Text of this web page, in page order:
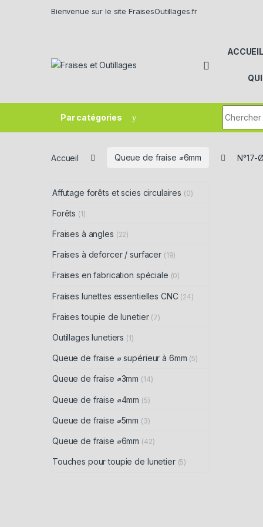
Bienvenue sur le site FraisesOutillages.fr
Par catégories
Accueil Queue de fraise ⌀6mm
Affutage forêts et scies circulaires (0)
Forêts (1)
Fraises à angles (22)
Fraises à deforcer / surfacer (19)
Fraises en fabrication spéciale (0)
Fraises lunettes essentielles CNC (24)
Fraises toupie de lunetier (7)
Outillages lunetiers (1)
Queue de fraise ⌀ supérieur à 6mm (5)
Queue de fraise ⌀3mm (14)
Queue de fraise ⌀4mm (5)
Queue de fraise ⌀5mm (3)
Queue de fraise ⌀6mm (42)
Touches pour toupie de lunetier (5)